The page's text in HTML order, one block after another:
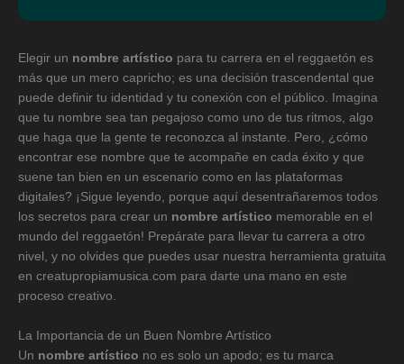
Elegir un nombre artístico para tu carrera en el reggaetón es
más que un mero capricho; es una decisión trascendental que
puede definir tu identidad y tu conexión con el público. Imagina
que tu nombre sea tan pegajoso como uno de tus ritmos, algo
que haga que la gente te reconozca al instante. Pero, ¿cómo
encontrar ese nombre que te acompañe en cada éxito y que
suene tan bien en un escenario como en las plataformas
digitales? ¡Sigue leyendo, porque aquí desentrañaremos todos
los secretos para crear un nombre artístico memorable en el
mundo del reggaetón! Prepárate para llevar tu carrera a otro
nivel, y no olvides que puedes usar nuestra herramienta gratuita
en creatupropiamusica.com para darte una mano en este
proceso creativo.
La Importancia de un Buen Nombre Artístico
Un nombre artístico no es solo un apodo; es tu marca